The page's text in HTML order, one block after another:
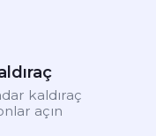
kaldıraç
açın